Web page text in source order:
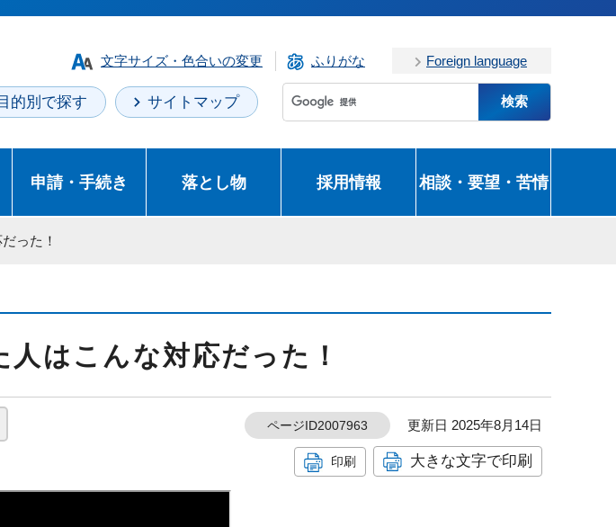
文字サイズ・色合いの変更 ふりがな Foreign language
的別で探す サイトマップ
申請・手続き 落とし物 採用情報 相談・要望・苦情
った！
はこんな対応だった！
ページID2007963 更新日 2025年8月14日
印刷 大きな文字で印刷